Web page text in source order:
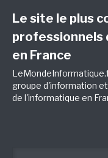
Le site le plus
professionnels
en France
groupe d'information
de l'informatique en